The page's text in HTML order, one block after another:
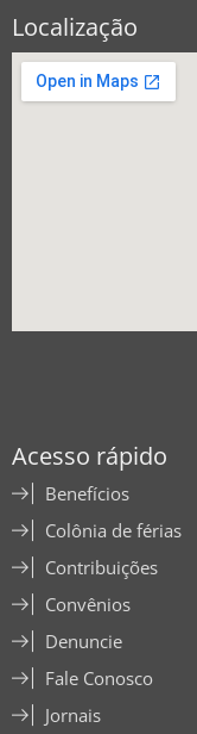
Localização
Acesso rápido
Benefícios
Colônia de férias
Contribuições
Convênios
Denuncie
Fale Conosco
Jornais